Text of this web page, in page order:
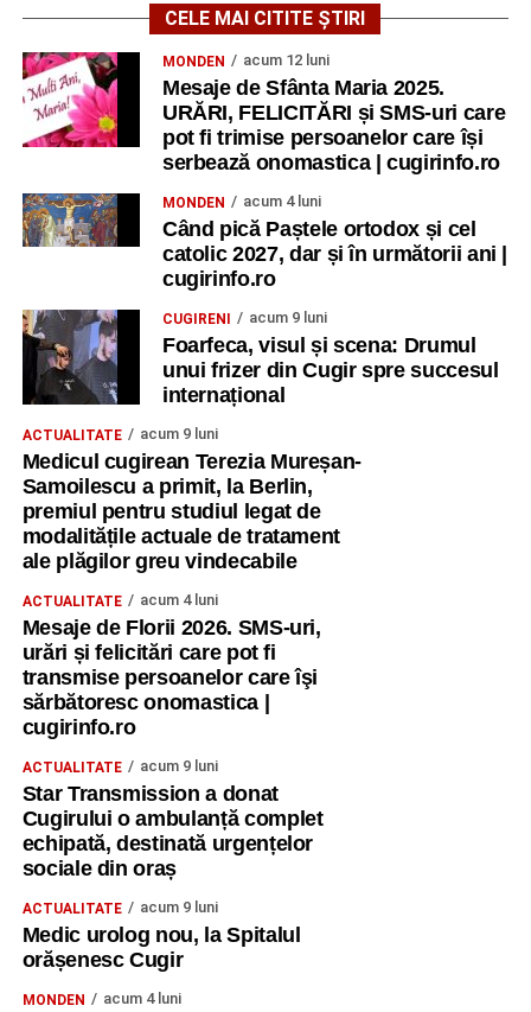
CELE MAI CITITE ȘTIRI
MONDEN acum 12 luni
Mesaje de Sfânta Maria 2025.
URĂRI, FELICITĂRI și SMS-uri care
pot fi trimise persoanelor care își
serbează onomastica | cugirinfo.ro
MONDEN acum 4 luni
Când pică Paștele ortodox și cel
catolic 2027, dar și în următorii ani |
cugirinfo.ro
CUGIRENI acum 9 luni
Foarfeca, visul și scena: Drumul
unui frizer din Cugir spre succesul
internațional
ACTUALITATE acum 9 luni
Medicul cugirean Terezia Mureșan-
Samoilescu a primit, la Berlin,
premiul pentru studiul legat de
modalitățile actuale de tratament
ale plăgilor greu vindecabile
ACTUALITATE acum 4 luni
Mesaje de Florii 2026. SMS-uri,
urări și felicitări care pot fi
transmise persoanelor care îşi
sărbătoresc onomastica |
cugirinfo.ro
ACTUALITATE acum 9 luni
Star Transmission a donat
Cugirului o ambulanță complet
echipată, destinată urgențelor
sociale din oraș
ACTUALITATE acum 9 luni
Medic urolog nou, la Spitalul
orășenesc Cugir
MONDEN acum 4 luni